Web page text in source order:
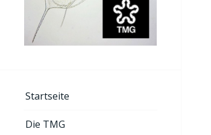
Startseite
Die TMG